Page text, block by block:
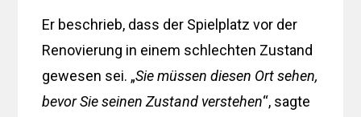
Er beschrieb, dass der Spielplatz vor der
Renovierung in einem schlechten Zustand
gewesen sei. „Sie müssen diesen Ort sehen,
bevor Sie seinen Zustand verstehen“, sagte